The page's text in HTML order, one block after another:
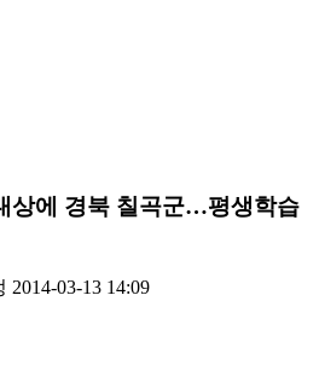
상에 경북 칠곡군…평생학습
2014-03-13 14:09